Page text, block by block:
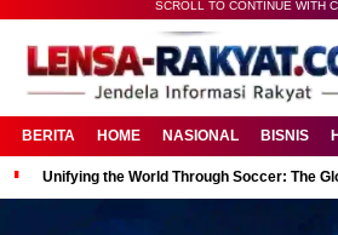
SCROLL TO CONTINUE WITH
BERITA HOME NASIONAL BISNIS
Unifying the World Through Soccer: The